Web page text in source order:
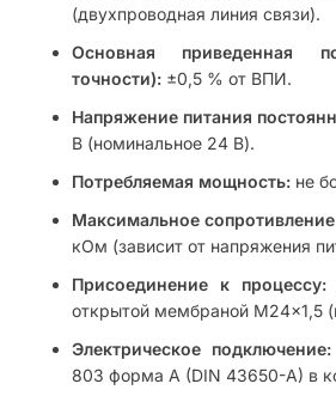
(двухпроводная линия связи).
Основная приведенная
точности): ±0,5 % от ВПИ.
Напряжение питания
В (номинальное 24 В).
Потребляемая мощность: не
Максимальное сопротивление
кОм (зависит от напряжения
Присоединение к процессу:
открытой мембраной M24×1,5
Электрическое подключение:
803 форма A (DIN 43650-A) в